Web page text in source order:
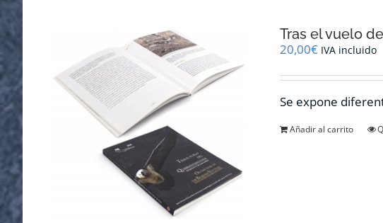
Tras el vuelo
20,00€ IVA incluido
Se expone
Añadir al carrito